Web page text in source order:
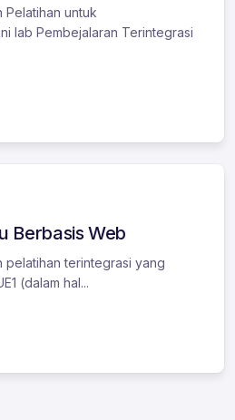
Pelatihan untuk
lab Pembejalaran Terintegrasi
Berbasis Web
pelatihan terintegrasi yang
(dalam hal...